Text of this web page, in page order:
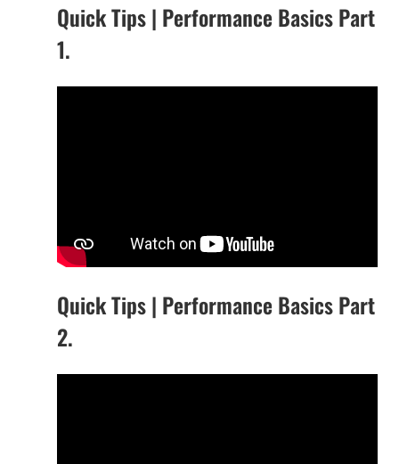
Quick Tips | Performance Basics Part
1.
Quick Tips | Performance Basics Part
2.